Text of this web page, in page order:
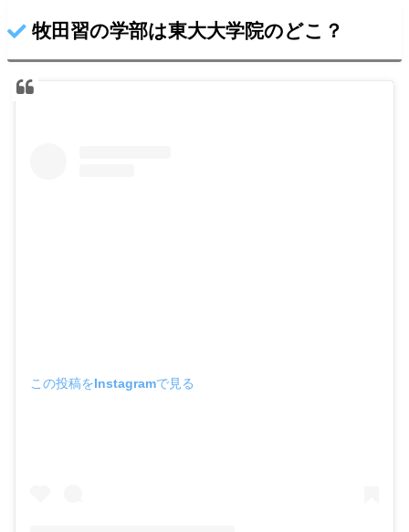
牧田習の学部は東大大学院のどこ？
この投稿をInstagramで見る